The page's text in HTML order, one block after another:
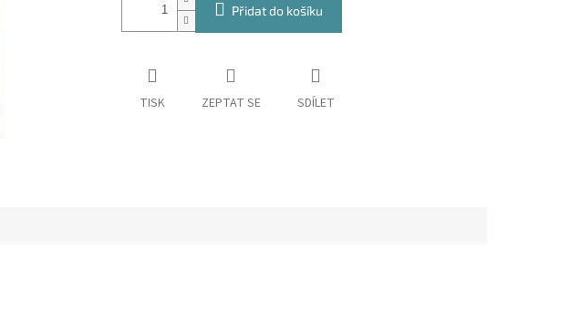
Přidat do košíku
TISK ZEPTAT SE SDÍLET